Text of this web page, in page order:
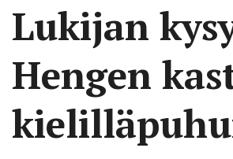
Lukijan
Hengen